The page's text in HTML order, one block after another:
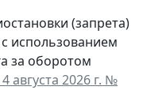
(запрета)
использованием
за оборотом
августа 2026 г. №